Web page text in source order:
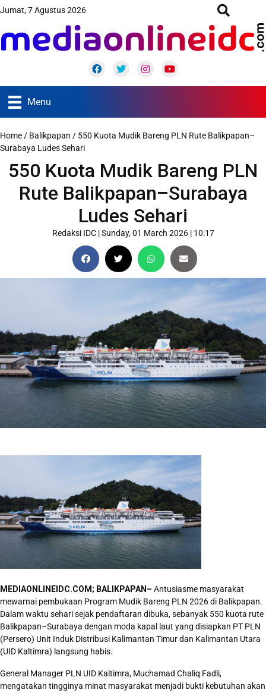
Jumat, 7 Agustus 2026
FacebookTwitter InstagramYoutube
Menu
Home / Balikpapan / 550 Kuota Mudik Bareng PLN Rute Balikpapan–
Surabaya Ludes Sehari
550 Kuota Mudik Bareng PLN
Rute Balikpapan–Surabaya
Ludes Sehari
Redaksi IDC |Sunday, 01 March 2026 | 10:17
MEDIAONLINEIDC.COM; BALIKPAPAN– Antusiasme masyarakat
mewarnai pembukaan Program Mudik Bareng PLN 2026 di Balikpapan.
Dalam waktu sehari sejak pendaftaran dibuka, sebanyak 550 kuota rute
Balikpapan–Surabaya dengan moda kapal laut yang disiapkan PT PLN
(Persero) Unit Induk Distribusi Kalimantan Timur dan Kalimantan Utara
(UID Kaltimra) langsung habis.
General Manager PLN UID Kaltimra, Muchamad Chaliq Fadli,
mengatakan tingginya minat masyarakat menjadi bukti kebutuhan akan